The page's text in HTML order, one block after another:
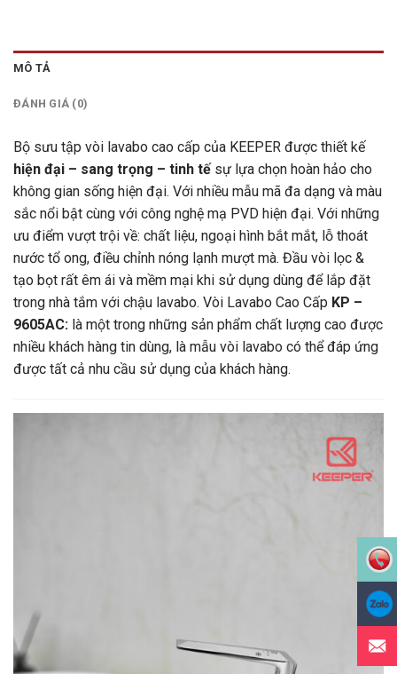
MÔ TẢ
ĐÁNH GIÁ (0)
Bộ sưu tập vòi lavabo cao cấp của KEEPER được thiết kế
hiện đại – sang trọng – tinh tế sự lựa chọn hoàn hảo cho
không gian sống hiện đại. Với nhiều mẫu mã đa dạng và màu
sắc nổi bật cùng với công nghệ mạ PVD hiện đại. Với những
ưu điểm vượt trội về: chất liệu, ngoại hình bắt mắt, lỗ thoát
nước tổ ong, điều chỉnh nóng lạnh mượt mà. Đầu vòi lọc &
tạo bọt rất êm ái và mềm mại khi sử dụng dùng để lắp đặt
trong nhà tắm với chậu lavabo. Vòi Lavabo Cao Cấp KP –
9605AC: là một trong những sản phẩm chất lượng cao được
nhiều khách hàng tin dùng, là mẫu vòi lavabo có thể đáp ứng
được tất cả nhu cầu sử dụng của khách hàng.